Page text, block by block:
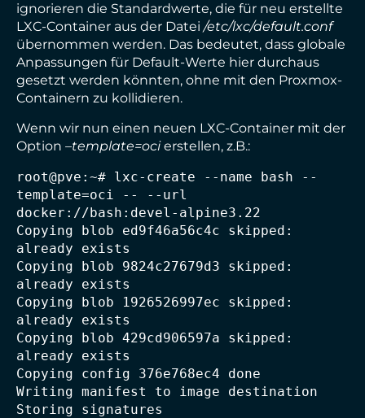
ignorieren die Standardwerte, die für neu erstellte
LXC-Container aus der Datei/etc/lxc/default.conf
übernommen werden. Das bedeutet, dass globale
Anpassungen für Default-Werte hier durchaus
gesetzt werden könnten, ohne mit den Proxmox-
Containern zu kollidieren.
Wenn wir nun einen neuen LXC-Container mit der
Option –template=ocierstellen, z.B.:
root@pve:~# lxc-create --name bash --
template=oci -- --url
docker://bash:devel-alpine3.22
Copying blob ed9f46a56c4c skipped:
already exists
Copying blob 9824c27679d3 skipped:
already exists
Copying blob 1926526997ec skipped:
already exists
Copying blob 429cd906597a skipped:
already exists
Copying config 376e768ec4 done
Writing manifest to image destination
Storing signatures